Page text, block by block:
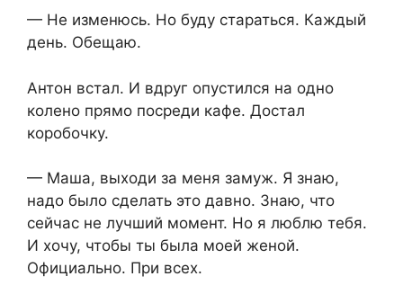
— Не изменюсь. Но буду стараться. Каждый
день. Обещаю.
Антон встал. И вдруг опустился на одно
колено прямо посреди кафе. Достал
коробочку.
— Маша, выходи за меня замуж. Я знаю,
надо было сделать это давно. Знаю, что
сейчас не лучший момент. Но я люблю тебя.
И хочу, чтобы ты была моей женой.
Официально. При всех.